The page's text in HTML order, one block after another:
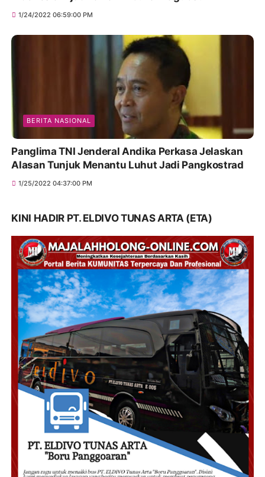
1/24/2022 06:59:00 PM
BERITA NASIONAL
Panglima TNI Jenderal Andika Perkasa Jelaskan
Alasan Tunjuk Menantu Luhut Jadi Pangkostrad
1/25/2022 04:37:00 PM
KINI HADIR PT. ELDIVO TUNAS ARTA (ETA)